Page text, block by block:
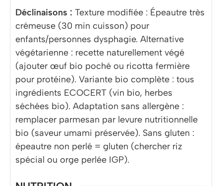
Déclinaisons : Texture modifiée : Épeautre très
crémeuse (30 min cuisson) pour
enfants/personnes dysphagie. Alternative
végétarienne : recette naturellement végé
(ajouter œuf bio poché ou ricotta fermière
pour protéine). Variante bio complète : tous
ingrédients ECOCERT (vin bio, herbes
séchées bio). Adaptation sans allergène :
remplacer parmesan par levure nutritionnelle
bio (saveur umami préservée). Sans gluten :
épeautre non perlé = gluten (chercher riz
spécial ou orge perlée IGP).